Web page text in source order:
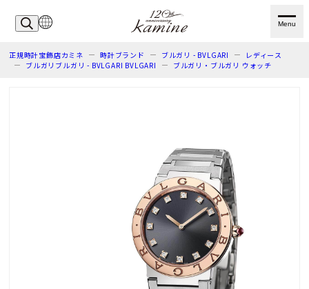
Menu
正規時計宝飾店カミネ 時計ブランド ブルガリ - BVLGARI
レディース
ブルガリブルガリ - BVLGARI BVLGARI
ブルガリ・ブルガリ ウォッチ